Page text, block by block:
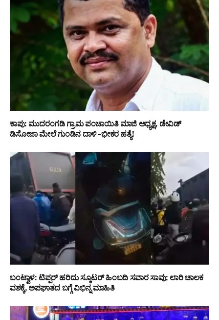
ಕಾಪು: ಮುದರಂಗಡಿ ಗ್ರಾಮ ಪಂಚಾಯಿತಿ ಮಾಜಿ ಅಧ್ಯಕ್ಷ, ಡೇವಿಡ್
ಡಿಸೋಜಾ ಮೇಲೆ ಗುಂಡಿನ ದಾಳಿ -ಭೀಕರ ಹತ್ಯೆ!
ಬಂಟ್ವಾಳ: ಟಿಪ್ಪರ್ ಹರಿದು ಸ್ಕೂಟರ್ ಹಿಂಬದಿ ಸವಾರ ಸಾವು; ಲಾರಿ ಚಾಲಕ
ವಶಕ್ಕೆ, ಅಪಘಾತದ ಬಗ್ಗೆ ವಿಭಿನ್ನ ಮಾಹಿತಿ